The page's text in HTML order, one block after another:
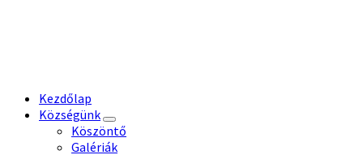
Kezdőlap
Községünk
Köszöntő
Galériák